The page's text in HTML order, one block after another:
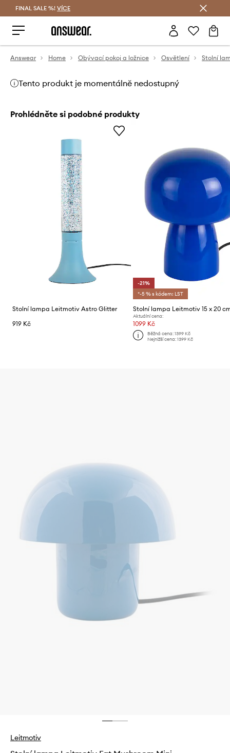
FINAL SALE %! VÍCE
Answear Home Obývací pokoj a ložnice Osvětlení Stolní
Tento produkt je momentálně nedostupný
Prohlédněte si podobné produkty
Stolní lampa Leitmotiv Astro Glitter
919 Kč
-21%
*-5 % s kódem: LST
Stolní lampa Leitmotiv 15 x 20
Aktuální cena:
1099 Kč
Běžná cena: 1399 Kč
Nejnižší cena: 1399 Kč
Leitmotiv